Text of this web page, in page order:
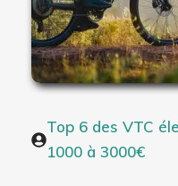
Top 6 des VTC
1000 à 3000€